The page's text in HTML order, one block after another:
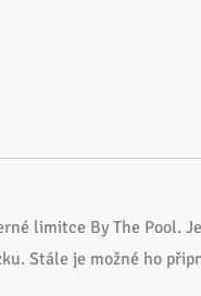
limitce By The Pool.
Stále je možné ho